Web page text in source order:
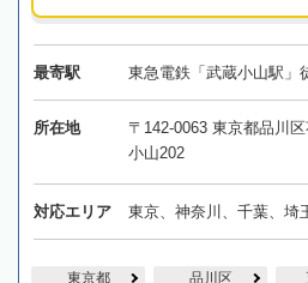
最寄駅 東急電鉄「武蔵小山駅」
所在地
〒142-0063 東京都品川
小山202
対応エリア 東京、神奈川、千葉、埼
東京都 品川区